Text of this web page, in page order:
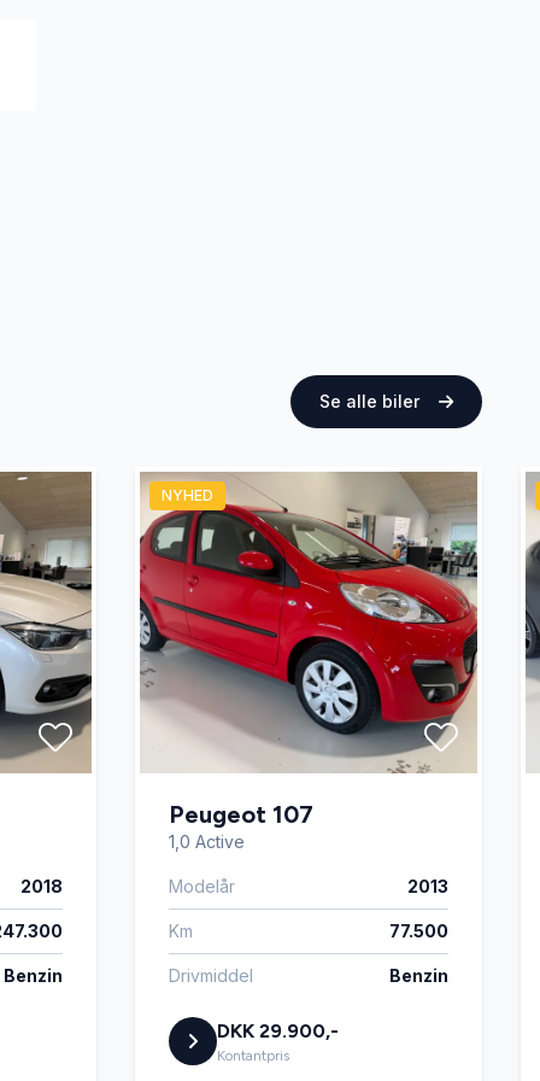
Se alle biler
2018
Benzin
NYHED
Peugeot 107
1,0 Active
Modelår 2013
Km 77.500
Drivmiddel Benzin
DKK 29.900,-
Kontantpris